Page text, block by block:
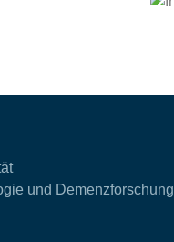
und Demenzforschung